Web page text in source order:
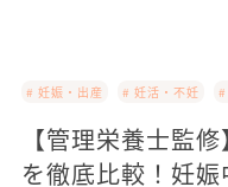
# 妊娠・出産 # 妊活・不妊
【管理栄養士監
を徹底比較！妊